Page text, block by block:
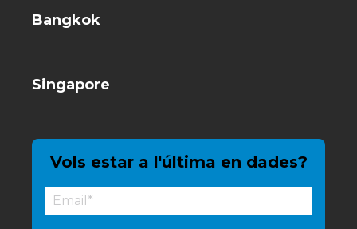
Bangkok
Singapore
Vols estar a l'última en dades?